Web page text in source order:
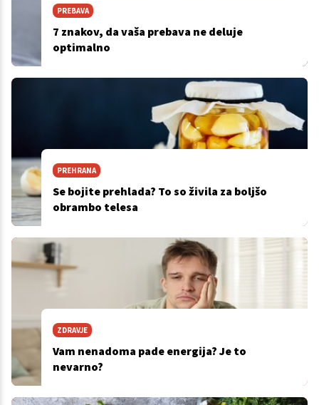
PREBAVA
7 znakov, da vaša prebava ne deluje
optimalno
PREHRANA
Se bojite prehlada? To so živila za boljšo
obrambo telesa
ZDRAVJE
Vam nenadoma pade energija? Je to
nevarno?